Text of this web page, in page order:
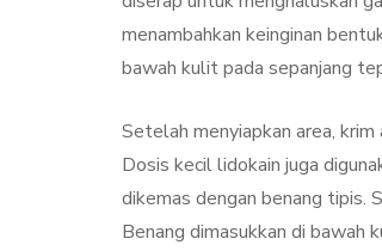
menambahkan keinginan
bawah kulit pada sepanjang
Setelah menyiapkan area,
Dosis kecil lidokain juga
dikemas dengan benang tipis.
Benang dimasukkan di bawah